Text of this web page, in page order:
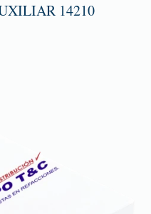
14210